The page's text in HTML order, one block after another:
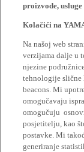
proizvode,
Kolačići na
Na našoj web
verzijama dalje u
njezine
tehnologije slične
beacons. Mi
omogučavaju
omogučuju
posjetitelju, kao
postavke. Mi
generiranje